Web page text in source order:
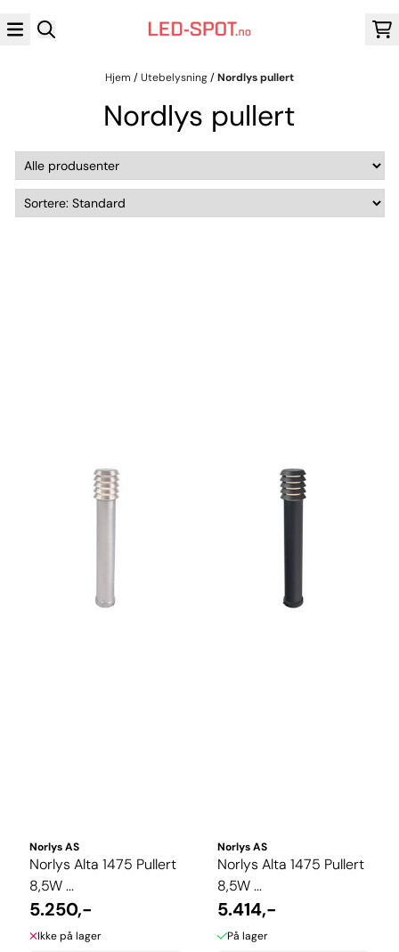
Hopp til innhold
Hjem /Utebelysning/Nordlys pullert
Nordlys pullert
Norlys AS
Norlys Alta 1475 Pullert
8,5W ...
5.250,-
Ikke på lager
Norlys AS
Norlys Alta 1475 Pullert
8,5W ...
5.414,-
På lager